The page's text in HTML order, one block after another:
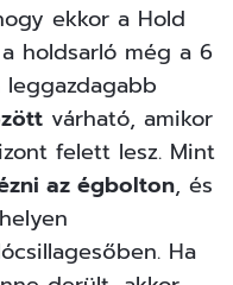
ekkor a Hold
holdsarló még a 6
várható, amikor
felett lesz. Mint
az égbolton, és
Ha